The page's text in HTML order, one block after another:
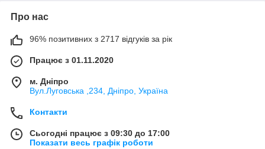
Про нас
96% позитивних з 2717 відгуків за рік
Працює з 01.11.2020
м. Дніпро
Вул.Луговська ,234, Дніпро, Україна
Контакти
Сьогодні працює з 09:30 до 17:00
Показати весь графік роботи